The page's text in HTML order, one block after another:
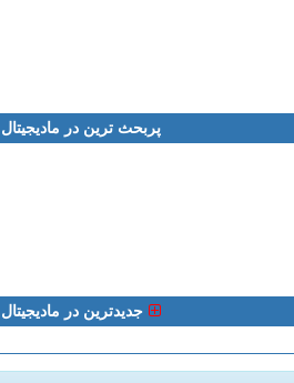
پربحث ترین در مادیجیتال
جدیدترین در مادیجیتال